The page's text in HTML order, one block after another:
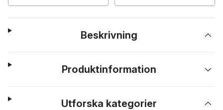
Beskrivning
Produktinformation
Utforska kategorier